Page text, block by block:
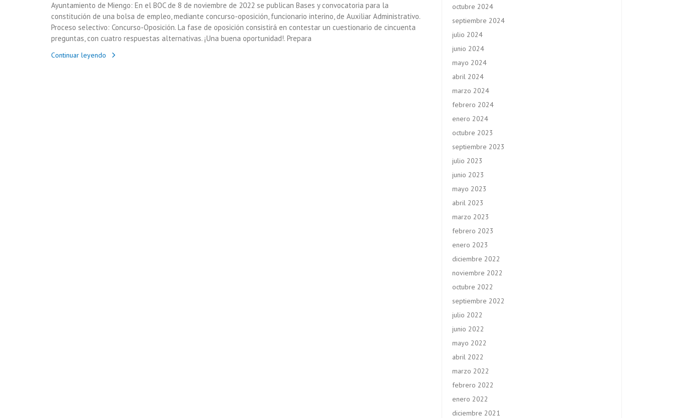
Ayuntamiento de Miengo: En el BOC de 8 de noviembre de 2022 se publican Bases y convocatoria para la
constitución de una bolsa de empleo, mediante concurso-oposición, funcionario interino, de Auxiliar Administrativo.
Proceso selectivo: Concurso-Oposición. La fase de oposición consistirá en contestar un cuestionario de cincuenta
preguntas, con cuatro respuestas alternativas. ¡Una buena oportunidad!. Prepara
Continuar leyendo
octubre 2024
septiembre 2024
julio 2024
junio 2024
mayo 2024
abril 2024
marzo 2024
febrero 2024
enero 2024
octubre 2023
septiembre 2023
julio 2023
junio 2023
mayo 2023
abril 2023
marzo 2023
febrero 2023
enero 2023
diciembre 2022
noviembre 2022
octubre 2022
septiembre 2022
julio 2022
junio 2022
mayo 2022
abril 2022
marzo 2022
febrero 2022
enero 2022
diciembre 2021